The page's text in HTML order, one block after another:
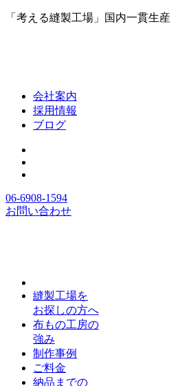
「考える縫製工場」国内一貫生産
会社案内
採用情報
ブログ
06-6908-1594
お問い合わせ
縫製工場を
お探しの方へ
布もの工房の
強み
制作事例
ご料金
納品までの